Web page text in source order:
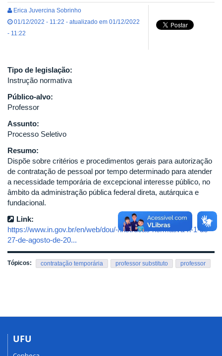
Erica Juvercina Sobrinho
01/12/2022 - 11:22 - atualizado em 01/12/2022
- 11:22
Tipo de legislação:
Instrução normativa
Público-alvo:
Professor
Assunto:
Processo Seletivo
Resumo:
Dispõe sobre critérios e procedimentos gerais para autorização
de contratação de pessoal por tempo determinado para atender
a necessidade temporária de excepcional interesse público, no
âmbito da administração pública federal direta, autárquica e
fundacional.
Link:
https://www.in.gov.br/en/web/dou/-/instrucao-normativa-n-1-de-
27-de-agosto-de-20...
Tópicos: contratação temporária professor substituto professor
UFU